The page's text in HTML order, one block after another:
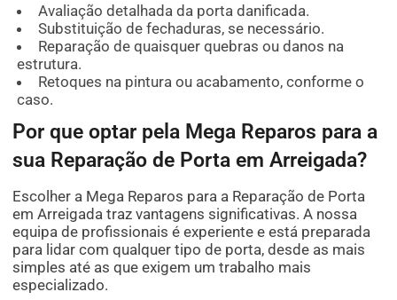
Avaliação detalhada da porta danificada.
Substituição de fechaduras, se necessário.
Reparação de quaisquer quebras ou danos na
estrutura.
Retoques na pintura ou acabamento, conforme o
caso.
Por que optar pela Mega Reparos para a
sua Reparação de Porta em Arreigada?
Escolher a Mega Reparos para a Reparação de Porta
em Arreigada traz vantagens significativas. A nossa
equipa de profissionais é experiente e está preparada
para lidar com qualquer tipo de porta, desde as mais
simples até as que exigem um trabalho mais
especializado.